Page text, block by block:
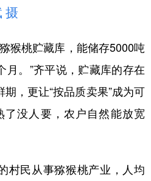
摄
桃贮藏库，能储存5000吨
月。”齐平说，贮藏库的存在
，更让“按品质卖果”成为可
了没人要，农户自然能放宽
民从事猕猴桃产业，人均